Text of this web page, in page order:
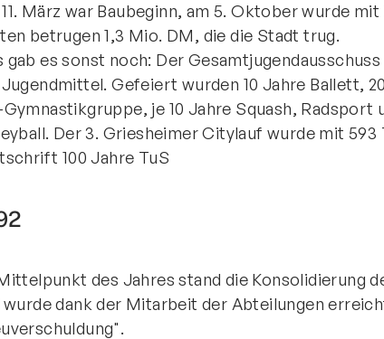
März war Baubeginn, am 5. Oktober wurde
betrugen 1,3 Mio. DM, die die Stadt trug.
gab es sonst noch: Der
Gefeiert wurden 10 Jahre Ballett,
je 10 Jahre Squash, Radsport
Der 3. Griesheimer Citylauf wurde mit
100 Jahre TuS
des Jahres stand die Konsolidierung
wurde dank der Mitarbeit der Abteilungen